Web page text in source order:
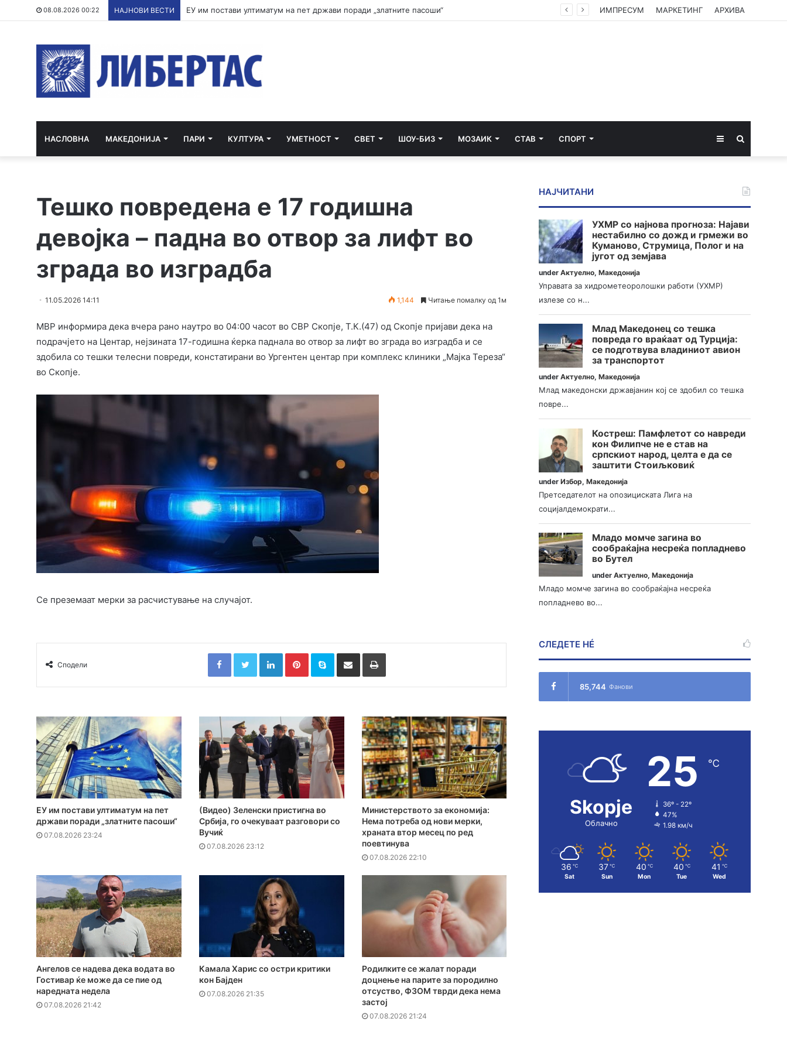
08.08.2026 00:22 НАЈНОВИ ВЕСТИ По речиси 30 години почнува судењето за убиството на Тупак Шакур ИМПРЕСУМ МАРКЕТИНГ АРХИВА
НАСЛОВНА МАКЕДОНИЈА ПАРИ КУЛТУРА УМЕТНОСТ СВЕТ ШОУ-БИЗ МОЗАИК СТАВ СПОРТ Sidebar
Тешко повредена е 17 годишна
девојка – падна во отвор за лифт во
зграда во изградба
11.05.2026 14:11 1,144 Читање помалку од 1м
МВР информира дека вчера рано наутро во 04:00 часот во СВР Скопје, Т.К.(47) од Скопје пријави дека на
подрачјето на Центар, нејзината 17-годишна ќерка паднала во отвор за лифт во зграда во изградба и се
здобила со тешки телесни повреди, констатирани во Ургентен центар при комплекс клиники „Мајка Тереза“
во Скопје.
Се преземаат мерки за расчистување на случајот.
Сподели
FacebookTwitterLinkedInPinterestSkype Сподели преку Е-маил Испринтај
ЕУ им постави ултиматум на пет
држави поради „златните пасоши“
07.08.2026 23:24
(Видео) Зеленски пристигна во
Србија, го очекуваат разговори со
Вучиќ
07.08.2026 23:12
Министерството за економија:
Нема потреба од нови мерки,
храната втор месец по ред
поевтинува
07.08.2026 22:10
Ангелов се надева дека водата во
Гостивар ќе може да се пие од
наредната недела
07.08.2026 21:42
Камала Харис со остри критики
кон Бајден
07.08.2026 21:35
Родилките се жалат поради
доцнење на парите за породилно
отсуство, ФЗОМ тврди дека нема
застој
07.08.2026 21:24
НАЈЧИТАНИ
УХМР со најнова прогноза: Најави
нестабилно со дожд и грмежи во
Куманово, Струмица, Полог и на
југот од земјава
underАктуелно,Македонија
Управата за хидрометеоролошки работи (УХМР)
излезе со н...
Млад Македонец со тешка
повреда го враќаат од Турција:
се подготвува владиниот авион
за транспортот
underАктуелно,Македонија
Млад македонски државјанин кој се здобил со тешка
повре...
Костреш: Памфлетот со навреди
кон Филипче не е став на
српскиот народ, целта е да се
заштити Стоиљковиќ
underИзбор,Македонија
Претседателот на опозициската Лига на
социјалдемократи...
Младо момче загина во
сообраќајна несреќа попладнево
во Бутел
underАктуелно,Македонија
Младо момче загина во сообраќајна несреќа
попладнево во...
СЛЕДЕТЕ НÉ
85,744 Фанови
Skopje
Облачно
25 ℃
36º - 22º
47%
1.98 км/ч
36 ℃
Sat
37 ℃
Sun
40 ℃
Mon
40 ℃
Tue
41 ℃
Wed